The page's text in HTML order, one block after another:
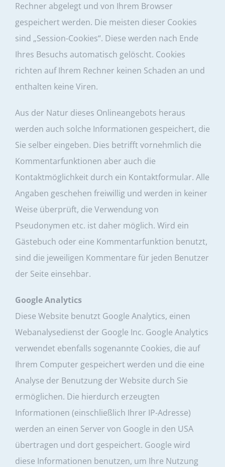
Rechner abgelegt und von Ihrem Browser
gespeichert werden. Die meisten dieser Cookies
sind „Session-Cookies“. Diese werden nach Ende
Ihres Besuchs automatisch gelöscht. Cookies
richten auf Ihrem Rechner keinen Schaden an und
enthalten keine Viren.
Aus der Natur dieses Onlineangebots heraus
werden auch solche Informationen gespeichert, die
Sie selber eingeben. Dies betrifft vornehmlich die
Kommentarfunktionen aber auch die
Kontaktmöglichkeit durch ein Kontaktformular. Alle
Angaben geschehen freiwillig und werden in keiner
Weise überprüft, die Verwendung von
Pseudonymen etc. ist daher möglich. Wird ein
Gästebuch oder eine Kommentarfunktion benutzt,
sind die jeweiligen Kommentare für jeden Benutzer
der Seite einsehbar.
Google Analytics
Diese Website benutzt Google Analytics, einen
Webanalysedienst der Google Inc. Google Analytics
verwendet ebenfalls sogenannte Cookies, die auf
Ihrem Computer gespeichert werden und die eine
Analyse der Benutzung der Website durch Sie
ermöglichen. Die hierdurch erzeugten
Informationen (einschließlich Ihrer IP-Adresse)
werden an einen Server von Google in den USA
übertragen und dort gespeichert. Google wird
diese Informationen benutzen, um Ihre Nutzung